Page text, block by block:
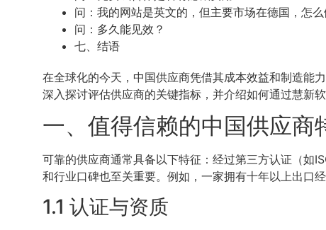
问：我的网站是英文的，但主要市场在德国，怎么
问：多久能见效？
七、结语
在全球化的今天，中国供应商凭借其成本效益和制造能
深入探讨评估供应商的关键指标，并介绍如何通过慧新
一、值得信赖的中国供应商
可靠的供应商通常具备以下特征：经过第三方认证（如
和行业口碑也至关重要。例如，一家拥有十年以上出口
1.1 认证与资质